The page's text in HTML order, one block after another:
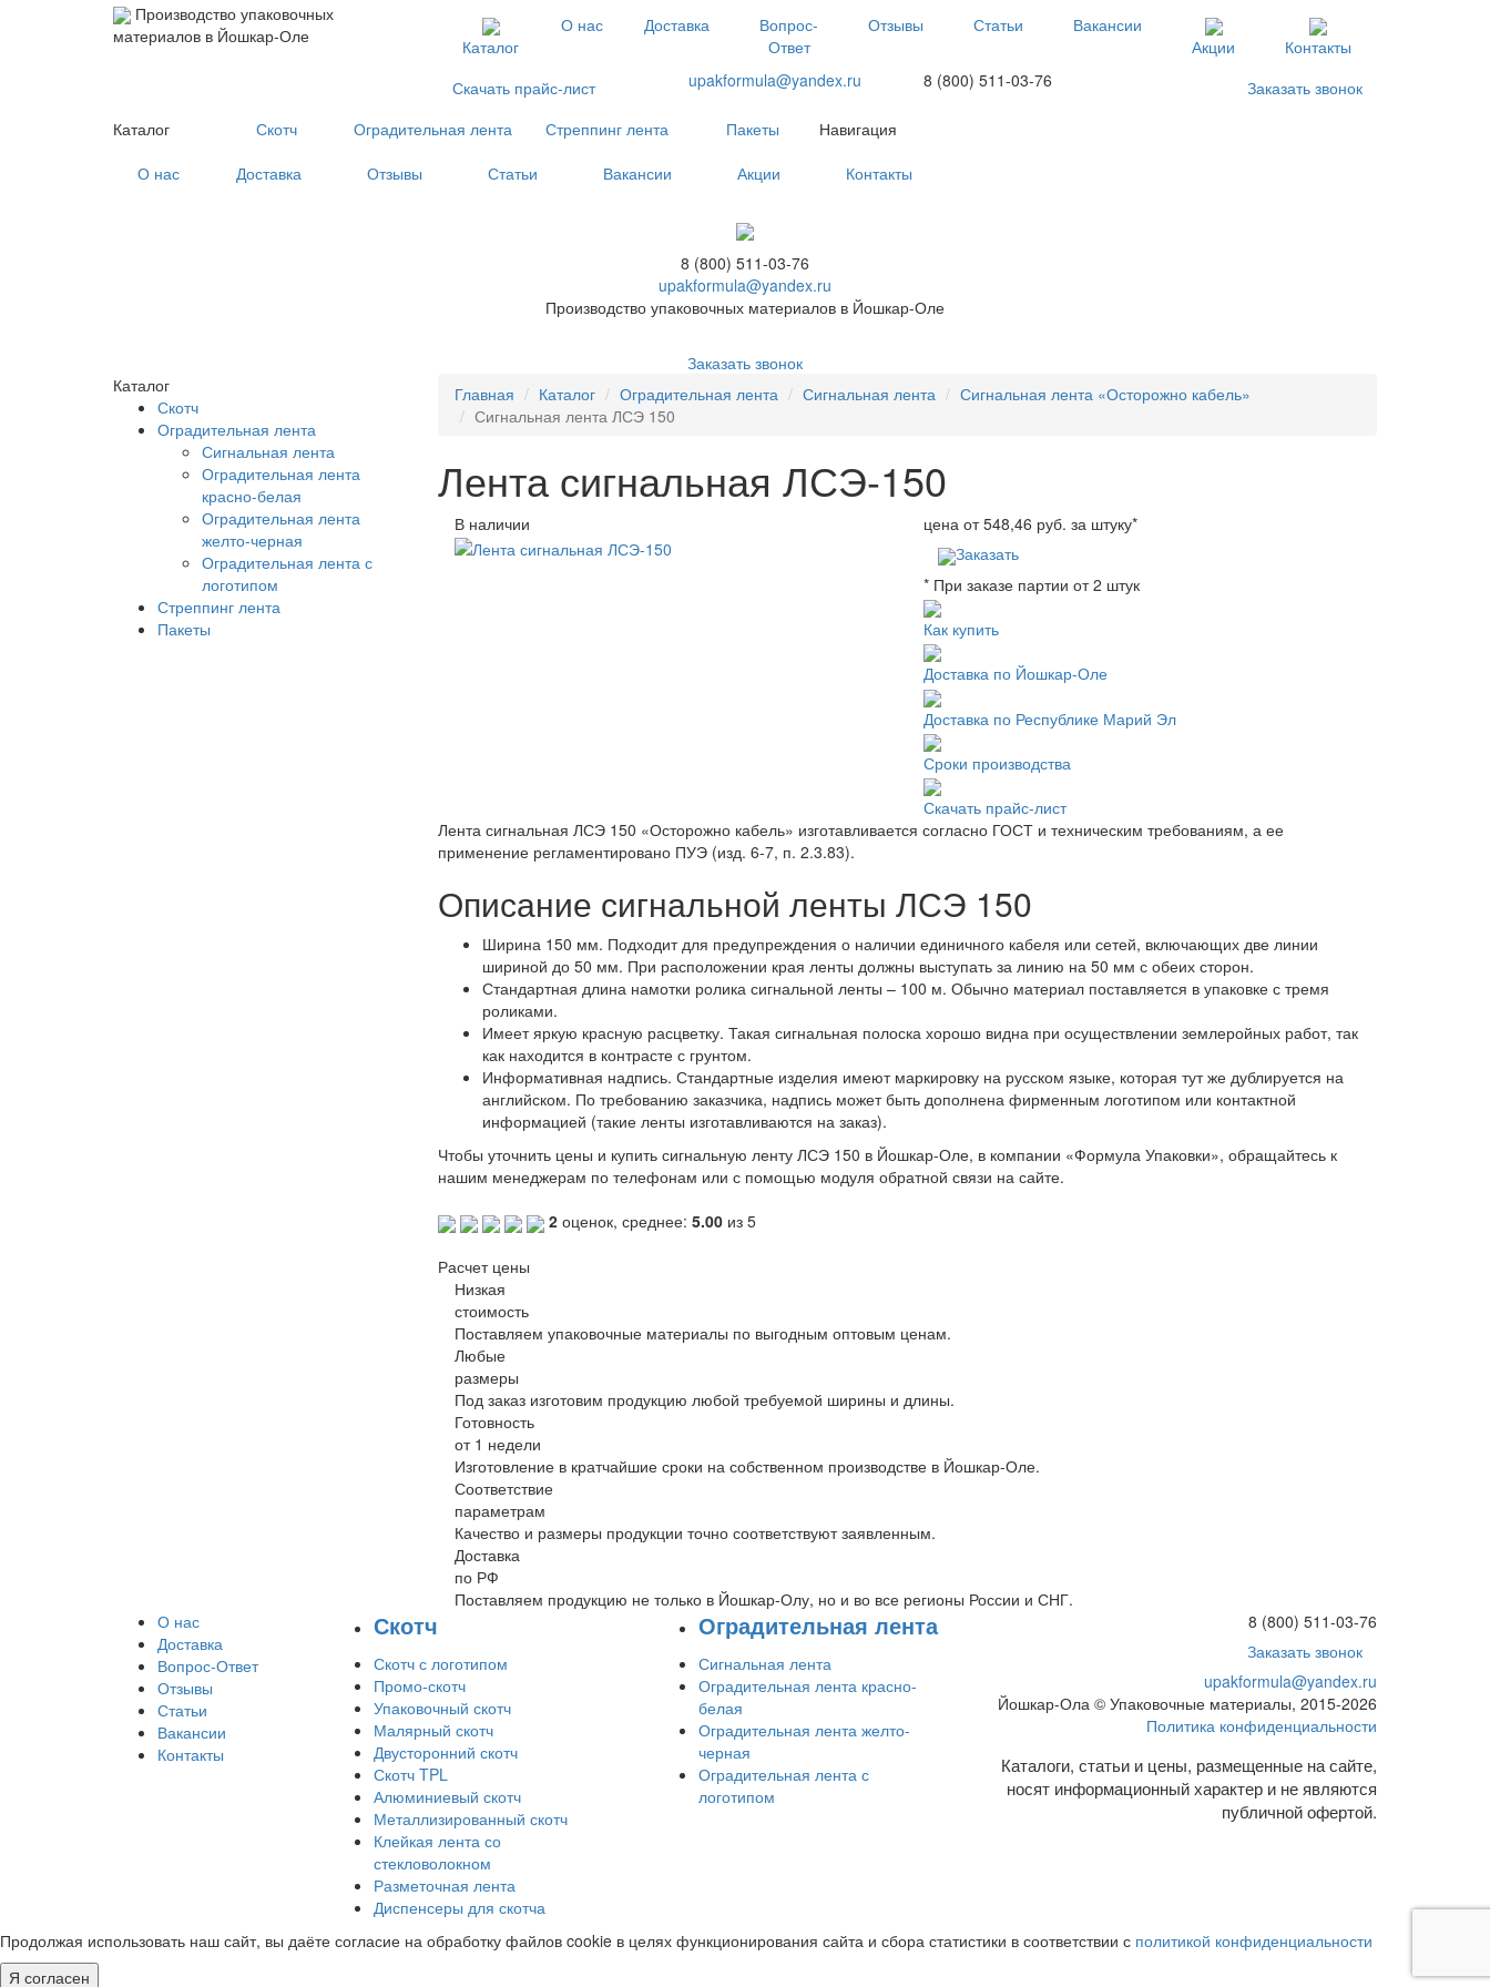
Производство упаковочных
материалов в Йошкар-Оле
Каталог
О нас Доставка
Вопрос-
Ответ
Отзывы Статьи
Вакансии
Акции
Контакты
Скачать прайс-лист
upakformula@yandex.ru 8 (800) 511-03-76
Заказать звонок
Каталог
Скотч Оградительная лента Стреппинг лента Пакеты
Навигация
О нас
Доставка Отзывы Статьи Вакансии Акции Контакты
8 (800) 511-03-76
upakformula@yandex.ru
Производство упаковочных материалов в Йошкар-Оле
Заказать звонок
Главная
Каталог Оградительная лента Сигнальная лента
Сигнальная лента «Осторожно кабель»
Сигнальная лента ЛСЭ 150
Лента сигнальная ЛСЭ-150
В наличии цена от548,46 руб. за штуку*
Заказать
* При заказе партии от 2 штук
Как купить
Доставка по Йошкар-Оле
Доставка по Республике Марий Эл
Сроки производства
Скачать прайс-лист
Лента сигнальная ЛСЭ 150 «Осторожно кабель» изготавливается согласно ГОСТ и техническим требованиям, а ее
применение регламентировано ПУЭ (изд. 6-7, п. 2.3.83).
Описание сигнальной ленты ЛСЭ 150
Ширина 150 мм. Подходит для предупреждения о наличии единичного кабеля или сетей, включающих две линии
шириной до 50 мм. При расположении края ленты должны выступать за линию на 50 мм с обеих сторон.
Стандартная длина намотки ролика сигнальной ленты – 100 м. Обычно материал поставляется в упаковке с тремя
роликами.
Имеет яркую красную расцветку. Такая сигнальная полоска хорошо видна при осуществлении землеройных работ, так
как находится в контрасте с грунтом.
Информативная надпись. Стандартные изделия имеют маркировку на русском языке, которая тут же дублируется на
английском. По требованию заказчика, надпись может быть дополнена фирменным логотипом или контактной
информацией (такие ленты изготавливаются на заказ).
Чтобы уточнить цены и купить сигнальную ленту ЛСЭ 150 в Йошкар-Оле, в компании «Формула Упаковки», обращайтесь к
нашим менеджерам по телефонам или с помощью модуля обратной связи на сайте.
2оценок, среднее: 5.00из 5
Расчет цены
Низкая
стоимость
Поставляем упаковочные материалы по выгодным оптовым ценам.
Любые
размеры
Под заказ изготовим продукцию любой требуемой ширины и длины.
Готовность
от 1 недели
Изготовление в кратчайшие сроки на собственном производстве в Йошкар-Оле.
Соответствие
параметрам
Качество и размеры продукции точно соответствуют заявленным.
Доставка
по РФ
Поставляем продукцию не только в Йошкар-Олу, но и во все регионы России и СНГ.
Каталог
Скотч
Оградительная лента
Сигнальная лента
Оградительная лента
красно-белая
Оградительная лента
желто-черная
Оградительная лента с
логотипом
Стреппинг лента
Пакеты
О нас
Доставка
Вопрос-Ответ
Отзывы
Статьи
Вакансии
Контакты
Скотч
Скотч с логотипом
Промо-скотч
Упаковочный скотч
Малярный скотч
Двусторонний скотч
Скотч TPL
Алюминиевый скотч
Металлизированный скотч
Клейкая лента со
стекловолокном
Разметочная лента
Диспенсеры для скотча
Оградительная лента
Сигнальная лента
Оградительная лента красно-
белая
Оградительная лента желто-
черная
Оградительная лента с
логотипом
8 (800) 511-03-76
Заказать звонок
upakformula@yandex.ru
Йошкар-Ола © Упаковочные материалы, 2015-2026
Политика конфиденциальности
Каталоги, статьи и цены, размещенные на сайте,
носят информационный характер и не являются
публичной офертой.
Продолжая использовать наш сайт, вы даёте согласие на обработку файлов cookie в целях функционирования сайта и сбора статистики в соответствии с политикой конфиденциальности
Я согласен